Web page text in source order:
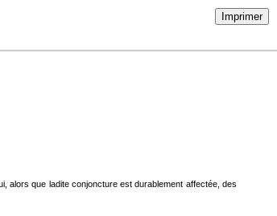
Imprimer
alors que ladite conjoncture est durablement affectée, des